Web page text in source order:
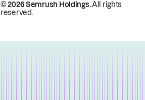
© 2026 Semrush Holdings.All rights
reserved.